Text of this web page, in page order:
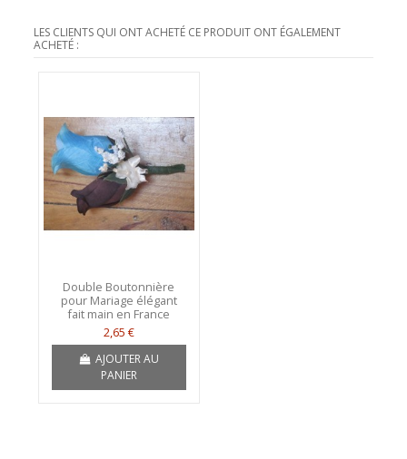
LES CLIENTS QUI ONT ACHETÉ CE PRODUIT ONT ÉGALEMENT
ACHETÉ :
Double Boutonnière
pour Mariage élégant
fait main en France
2,65 €
AJOUTER AU
PANIER